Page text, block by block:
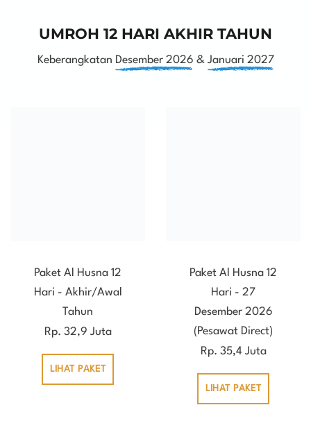
UMROH 12 HARI AKHIR TAHUN
Keberangkatan Desember 2026 & Januari 2027
Paket Al Husna 12
Hari - Akhir/Awal
Tahun
Rp. 32,9 Juta
LIHAT PAKET
Paket Al Husna 12
Hari - 27
Desember 2026
(Pesawat Direct)
Rp. 35,4 Juta
LIHAT PAKET